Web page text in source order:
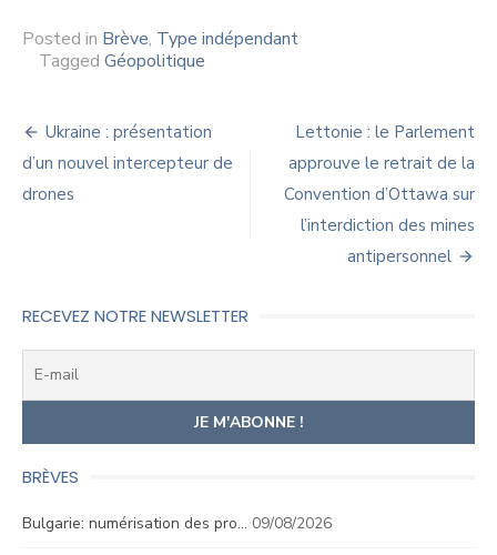
Posted in Brève, Type indépendant
Tagged Géopolitique
Navigation
de
l’article
Ukraine : présentation
d’un nouvel intercepteur de
drones
Lettonie : le Parlement
approuve le retrait de la
Convention d’Ottawa sur
l’interdiction des mines
antipersonnel
RECEVEZ NOTRE NEWSLETTER
BRÈVES
Bulgarie: numérisation des pro… 09/08/2026